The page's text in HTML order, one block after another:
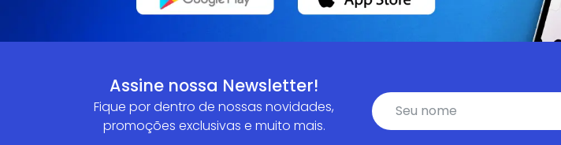
Assine nossa Newsletter!
Fique por dentro de nossas novidades,
promoções exclusivas e muito mais.